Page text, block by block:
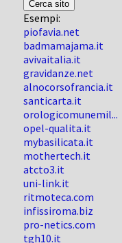
Esempi:
piofavia.net
badmamajama.it
avivaitalia.it
gravidanze.net
alnocorsofrancia.it
santicarta.it
orologicomunemil...
opel-qualita.it
mybasilicata.it
mothertech.it
atcto3.it
uni-link.it
ritmoteca.com
infissiroma.biz
pro-netics.com
tgh10.it